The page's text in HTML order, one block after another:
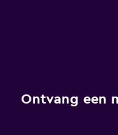
Ontvang een